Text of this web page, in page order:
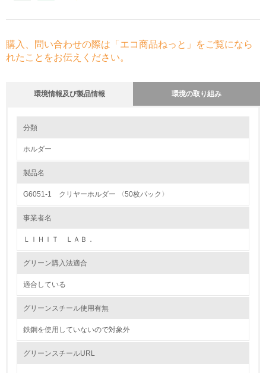
購入、問い合わせの際は「エコ商品ねっと」をご覧になら
れたことをお伝えください。
環境情報及び製品情報 環境の取り組み
1.環境取り組み体制
分類
ホルダー
製品名
G6051-1 クリヤーホルダー 〈50枚パック〉
事業者名
ＬＩＨＩＴ ＬＡＢ．
グリーン購入法適合
適合している
グリーンスチール使用有無
鉄鋼を使用していないので対象外
グリーンスチールURL